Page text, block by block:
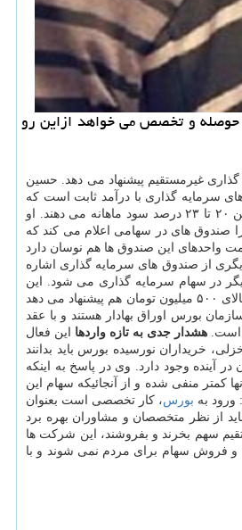
حوصله و تخصص می خواهد ازاین رو
غیرمستقیم پیشنهاد می دهد. حسین
های سرمایه گذاری با درآمد ثابت است که
های بانکی سوددهی دارند اما نوسان قیمت واحدها و مقدار سوددهی که دارند، کمتر است. بعنوان نمونه اگر بانک ها بین ۱۵ تا ۱۸ درصد سود می دهند، این صندوق ها بین ۲۰ تا ۲۳ درصد سود ماهانه می دهند. او
صندوق های در سهامی اعلام می کند که
واحدهای این صندوق ها هم نوسان دارد
از صندوق های سرمایه گذاری اشاره
در سهام سرمایه گذاری می شود. این
صندوق ها ریسک کمتری دارند و احتمال نوسان واحدها هم در آنها کمتر از سهام اما بیشتر از اوراق با درآمد ثابت است. خزلی در ادامه سفارش های بورسی خود، به دارندگان سرمایه بالای ۵۰۰ میلیون تومان هم پیشنهاد می دهد
بورس اوراق بهادار هستند و با عقد
هشدار جدی به تازه واردها این فعال
خریداران نورسیده بورس باید بدانند
نوسان آن در آینده وجود دارد. وی در پاسخ به اینکه
منفی شد، سهام آنها کمتر منفی شده و از آنجائیکه سهام این
ورود به بورس، کار تخصصی است بعنوان
یادآوری این مهم که در بورس باید از نظر متخصصان و مشاوران بهره برد
سهم بخرند و بفروشند، این شرکت ها
و فروش سهام برای مردم نمی شوند و با